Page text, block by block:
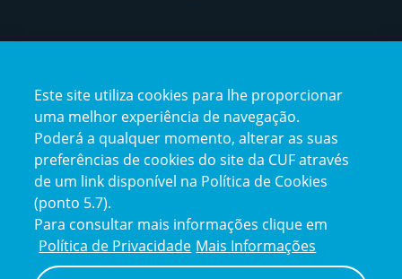
certification2certification3
Reclamações
e
elogios
Este site utiliza cookies para lhe proporcionar
uma melhor experiência de navegação.
Poderá a qualquer momento, alterar as suas
preferências de cookies do site da CUF através
de um link disponível na Política de Cookies
(ponto 5.7).
Para consultar mais informações clique em
Política de Privacidade Mais Informações